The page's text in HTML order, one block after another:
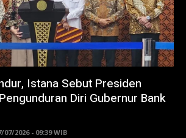
Istana Sebut Presiden
Diri Gubernur Bank
07/2026 - 09:39 WIB